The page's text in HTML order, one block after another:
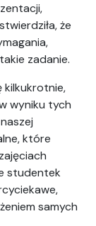
że
zadanie.
kilkukrotnie,
wyniku tych
które
studentek
samych